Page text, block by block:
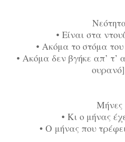
• Είναι στα
• Ακόμα το στόμα
• Ακόμα δεν βγήκε απ’ τ’
Μήνες
• Κι ο μήνας
• Ο μήνας που